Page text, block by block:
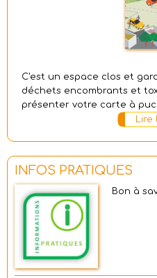
C'est un espace clos et
déchets encombrants et
présenter votre carte à
Lire
INFOS PRATIQUES
Bon à